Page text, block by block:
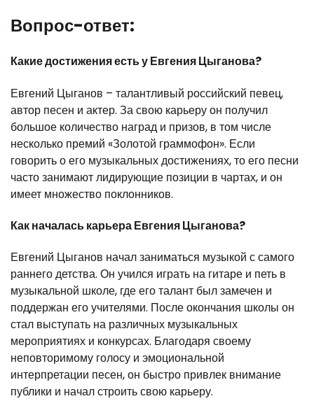
Вопрос-ответ:
Какие достижения есть у Евгения Цыганова?
Евгений Цыганов – талантливый российский певец,
автор песен и актер. За свою карьеру он получил
большое количество наград и призов, в том числе
несколько премий «Золотой граммофон». Если
говорить о его музыкальных достижениях, то его песни
часто занимают лидирующие позиции в чартах, и он
имеет множество поклонников.
Как началась карьера Евгения Цыганова?
Евгений Цыганов начал заниматься музыкой с самого
раннего детства. Он учился играть на гитаре и петь в
музыкальной школе, где его талант был замечен и
поддержан его учителями. После окончания школы он
стал выступать на различных музыкальных
мероприятиях и конкурсах. Благодаря своему
неповторимому голосу и эмоциональной
интерпретации песен, он быстро привлек внимание
публики и начал строить свою карьеру.